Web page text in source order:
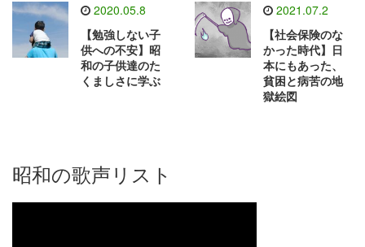
2020.05.8
【勉強しない子
供への不安】昭
和の子供達のた
くましさに学ぶ
2021.07.2
【社会保険のな
かった時代】日
本にもあった、
貧困と病苦の地
獄絵図
昭和の歌声リスト